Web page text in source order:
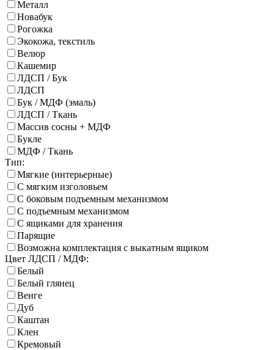
Металл
Новабук
Рогожка
Экокожа, текстиль
Велюр
Кашемир
ЛДСП / Бук
ЛДСП
Бук / МДФ (эмаль)
ЛДСП / Ткань
Массив сосны + МДФ
Букле
МДФ / Ткань
Тип:
Мягкие (интерьерные)
С мягким изголовьем
С боковым подъемным механизмом
С подъемным механизмом
С ящиками для хранения
Парящие
Возможна комплектация с выкатным ящиком
Цвет ЛДСП / МДФ:
Белый
Белый глянец
Венге
Дуб
Каштан
Клен
Кремовый